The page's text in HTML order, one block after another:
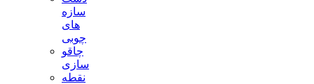
سازه
های
چوبی
چاقو
سازی
نقطه